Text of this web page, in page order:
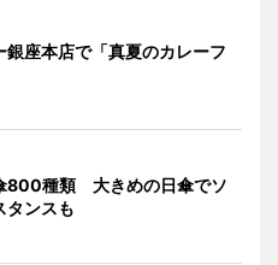
銀座本店で「真夏のカレーフ
800種類 大きめの日傘でソ
タンスも